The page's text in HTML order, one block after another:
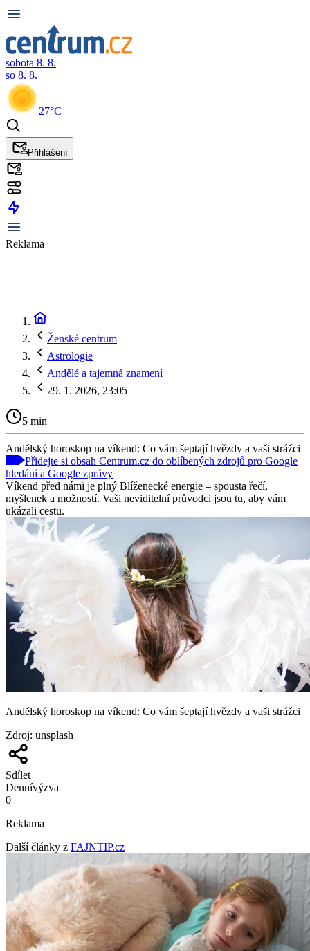
sobota 8. 8.
so 8. 8.
27°C
Přihlášení
Reklama
Ženské centrum
Astrologie
Andělé a tajemná znamení
29. 1. 2026, 23:05
5 min
Andělský horoskop na víkend: Co vám šeptají hvězdy a vaši strážci
Přidejte si obsah Centrum.cz do oblíbených zdrojů pro Google
hledání a Google zprávy
Víkend před námi je plný Blíženecké energie – spousta řečí,
myšlenek a možností. Vaši neviditelní průvodci jsou tu, aby vám
ukázali cestu.
Andělský horoskop na víkend: Co vám šeptají hvězdy a vaši strážci
Zdroj: unsplash
Sdílet
Dennívýzva
0
Reklama
Další články z FAJNTIP.cz